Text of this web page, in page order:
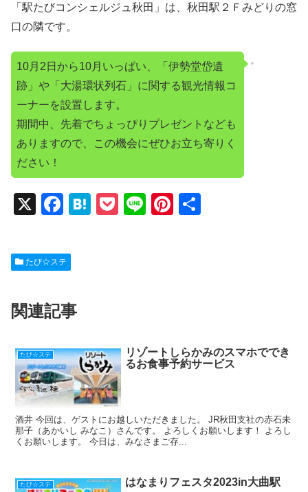
「駅たびコンシェルジュ秋田」は、秋田駅２Ｆみどりの窓
口の隣です。
10月2日から10月いっぱい、「伊勢堂岱遺
跡」や「大湯環状列石」に関する観光情報コ
ーナーを設置します。
期間中、先着でちょっぴりプレゼントなども
ありますので、この機会にぜひお立ち寄りく
ださい！
X
F
c
e
o
k
H
P
Li
Pi
たび☆ステ
関連記事
たび☆ステ
リゾートしらかみのスマホででき
るお食事予約サービス
酒井 今回は、ゲストにお越しいただきました。 JR秋田支社の赤石未
那子（あかいし みなこ）さんです。 よろしくお願いします！ よろし
くお願いします。 今日は、みなさまご存...
たび☆ステ はなまりフェスタ2023in大曲駅